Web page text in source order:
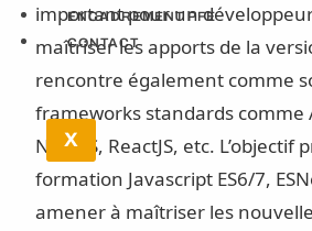
ENCADREMENT PFE
CONTACT
X
important pour un
maîtriser les apports de la
rencontre également comme
frameworks standards comme
NodeJS, ReactJS, etc. L’objectif
formation Javascript ES6/7,
amener à maîtriser les